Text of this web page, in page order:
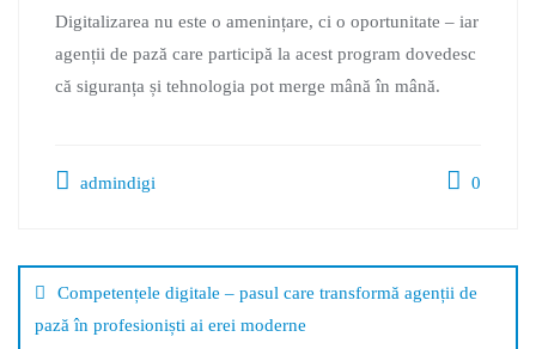
Digitalizarea nu este o amenințare, ci o oportunitate – iar
agenții de pază care participă la acest program dovedesc
că siguranța și tehnologia pot merge mână în mână.
admindigi 0
Competențele digitale – pasul care transformă agenții de
pază în profesioniști ai erei moderne